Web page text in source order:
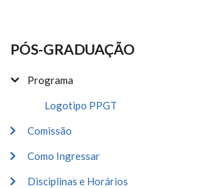
PÓS-GRADUAÇÃO
Programa
Logotipo PPGT
Comissão
Como Ingressar
Disciplinas e Horários